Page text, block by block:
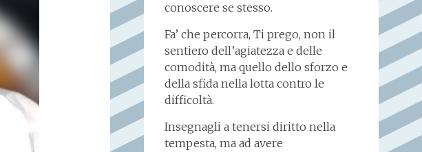
conoscere se stesso.
Fa’ che percorra, Ti prego, non il
sentiero dell’agiatezza e delle
comodità, ma quello dello sforzo e
della sfida nella lotta contro le
difficoltà.
Insegnagli a tenersi diritto nella
tempesta, ma ad avere